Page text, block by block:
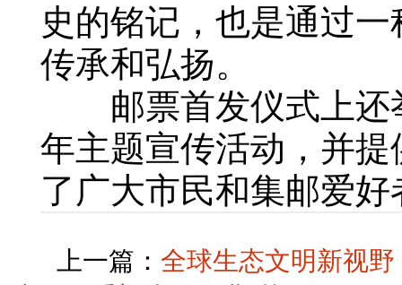
史的铭记，也是通过一
传承和弘扬。
邮票首发仪式上还
年主题宣传活动，并
了广大市民和集邮爱
上一篇： 全球生态文明新视野